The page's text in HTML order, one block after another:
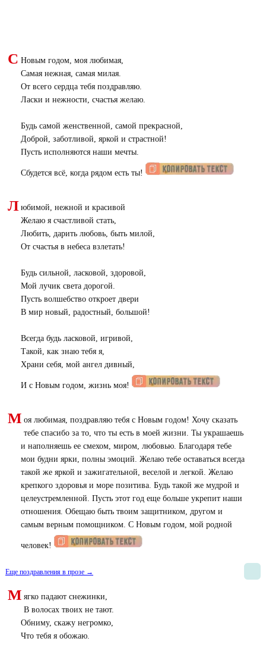
С Новым годом, моя любимая,
Самая нежная, самая милая.
От всего сердца тебя поздравляю.
Ласки и нежности, счастья желаю.
Будь самой женственной, самой прекрасной,
Доброй, заботливой, яркой и страстной!
Пусть исполняются наши мечты.
Сбудется всё, когда рядом есть ты!
Л юбимой, нежной и красивой
Желаю я счастливой стать,
Любить, дарить любовь, быть милой,
От счастья в небеса взлетать!
Будь сильной, ласковой, здоровой,
Мой лучик света дорогой.
Пусть волшебство откроет двери
В мир новый, радостный, большой!
Всегда будь ласковой, игривой,
Такой, как знаю тебя я,
Храни себя, мой ангел дивный,
И с Новым годом, жизнь моя!
М оя любимая, поздравляю тебя с Новым годом! Хочу сказать
тебе спасибо за то, что ты есть в моей жизни. Ты украшаешь
и наполняешь ее смехом, миром, любовью. Благодаря тебе
мои будни ярки, полны эмоций. Желаю тебе оставаться всегда
такой же яркой и зажигательной, веселой и легкой. Желаю
крепкого здоровья и море позитива. Будь такой же мудрой и
целеустремленной. Пусть этот год еще больше укрепит наши
отношения. Обещаю быть твоим защитником, другом и
самым верным помощником. С Новым годом, мой родной
человек!
Еще поздравления в прозе →
М ягко падают снежинки,
В волосах твоих не тают.
Обниму, скажу негромко,
Что тебя я обожаю.